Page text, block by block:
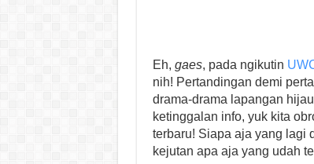
Eh, gaes, pada ngikutin
nih! Pertandingan demi
drama-drama lapangan
ketinggalan info, yuk kita
terbaru! Siapa aja yang lagi
kejutan apa aja yang udah